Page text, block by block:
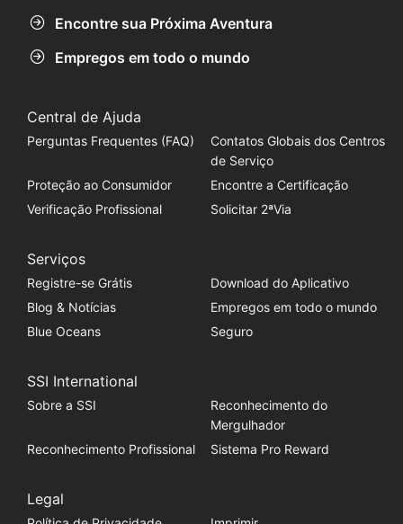
Encontre sua Próxima Aventura
Empregos em todo o mundo
Central de Ajuda
Perguntas Frequentes (FAQ)
Contatos Globais dos Centros
de Serviço
Proteção ao Consumidor
Encontre a Certificação
Verificação Profissional
Solicitar 2ªVia
Serviços
Registre-se Grátis
Download do Aplicativo
Blog & Notícias
Empregos em todo o mundo
Blue Oceans
Seguro
SSI International
Sobre a SSI
Reconhecimento do
Mergulhador
Reconhecimento Profissional
Sistema Pro Reward
Legal